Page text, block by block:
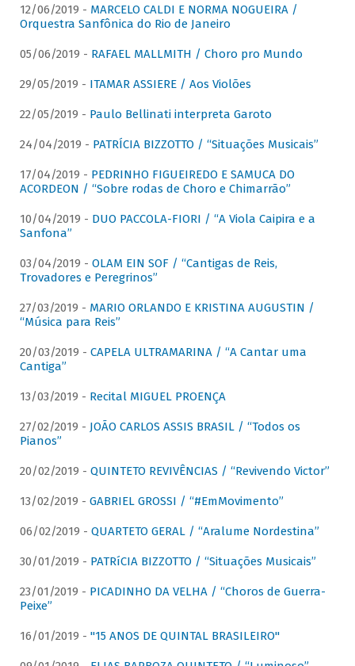
12/06/2019 - MARCELO CALDI E NORMA NOGUEIRA /
Orquestra Sanfônica do Rio de Janeiro
05/06/2019 - RAFAEL MALLMITH / Choro pro Mundo
29/05/2019 - ITAMAR ASSIERE / Aos Violões
22/05/2019 - Paulo Bellinati interpreta Garoto
24/04/2019 - PATRÍCIA BIZZOTTO / “Situações Musicais”
17/04/2019 - PEDRINHO FIGUEIREDO E SAMUCA DO
ACORDEON / “Sobre rodas de Choro e Chimarrão”
10/04/2019 - DUO PACCOLA-FIORI / “A Viola Caipira e a
Sanfona”
03/04/2019 - OLAM EIN SOF / “Cantigas de Reis,
Trovadores e Peregrinos”
27/03/2019 - MARIO ORLANDO E KRISTINA AUGUSTIN /
“Música para Reis”
20/03/2019 - CAPELA ULTRAMARINA / “A Cantar uma
Cantiga”
13/03/2019 - Recital MIGUEL PROENÇA
27/02/2019 - JOÃO CARLOS ASSIS BRASIL / “Todos os
Pianos”
20/02/2019 - QUINTETO REVIVÊNCIAS / “Revivendo Victor”
13/02/2019 - GABRIEL GROSSI / “#EmMovimento”
06/02/2019 - QUARTETO GERAL / “Aralume Nordestina”
30/01/2019 - PATRíCIA BIZZOTTO / “Situações Musicais”
23/01/2019 - PICADINHO DA VELHA / “Choros de Guerra-
Peixe”
16/01/2019 - "15 ANOS DE QUINTAL BRASILEIRO"